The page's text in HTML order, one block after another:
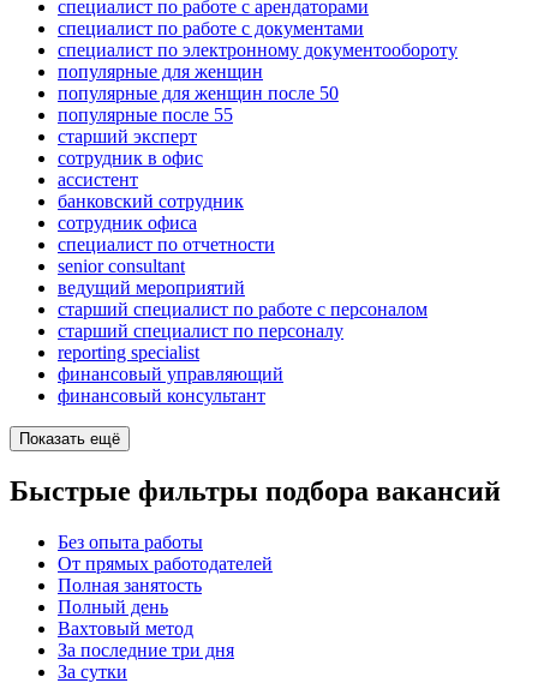
специалист по работе с арендаторами
специалист по работе с документами
специалист по электронному документообороту
популярные для женщин
популярные для женщин после 50
популярные после 55
старший эксперт
сотрудник в офис
ассистент
банковский сотрудник
сотрудник офиса
специалист по отчетности
senior consultant
ведущий мероприятий
старший специалист по работе с персоналом
старший специалист по персоналу
reporting specialist
финансовый управляющий
финансовый консультант
Показать ещё
Быстрые фильтры подбора вакансий
Без опыта работы
От прямых работодателей
Полная занятость
Полный день
Вахтовый метод
За последние три дня
За сутки